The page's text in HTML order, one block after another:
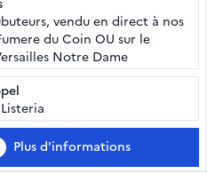
vendu en direct à nos
du Coin OU sur le
Notre Dame
Plus d'informations